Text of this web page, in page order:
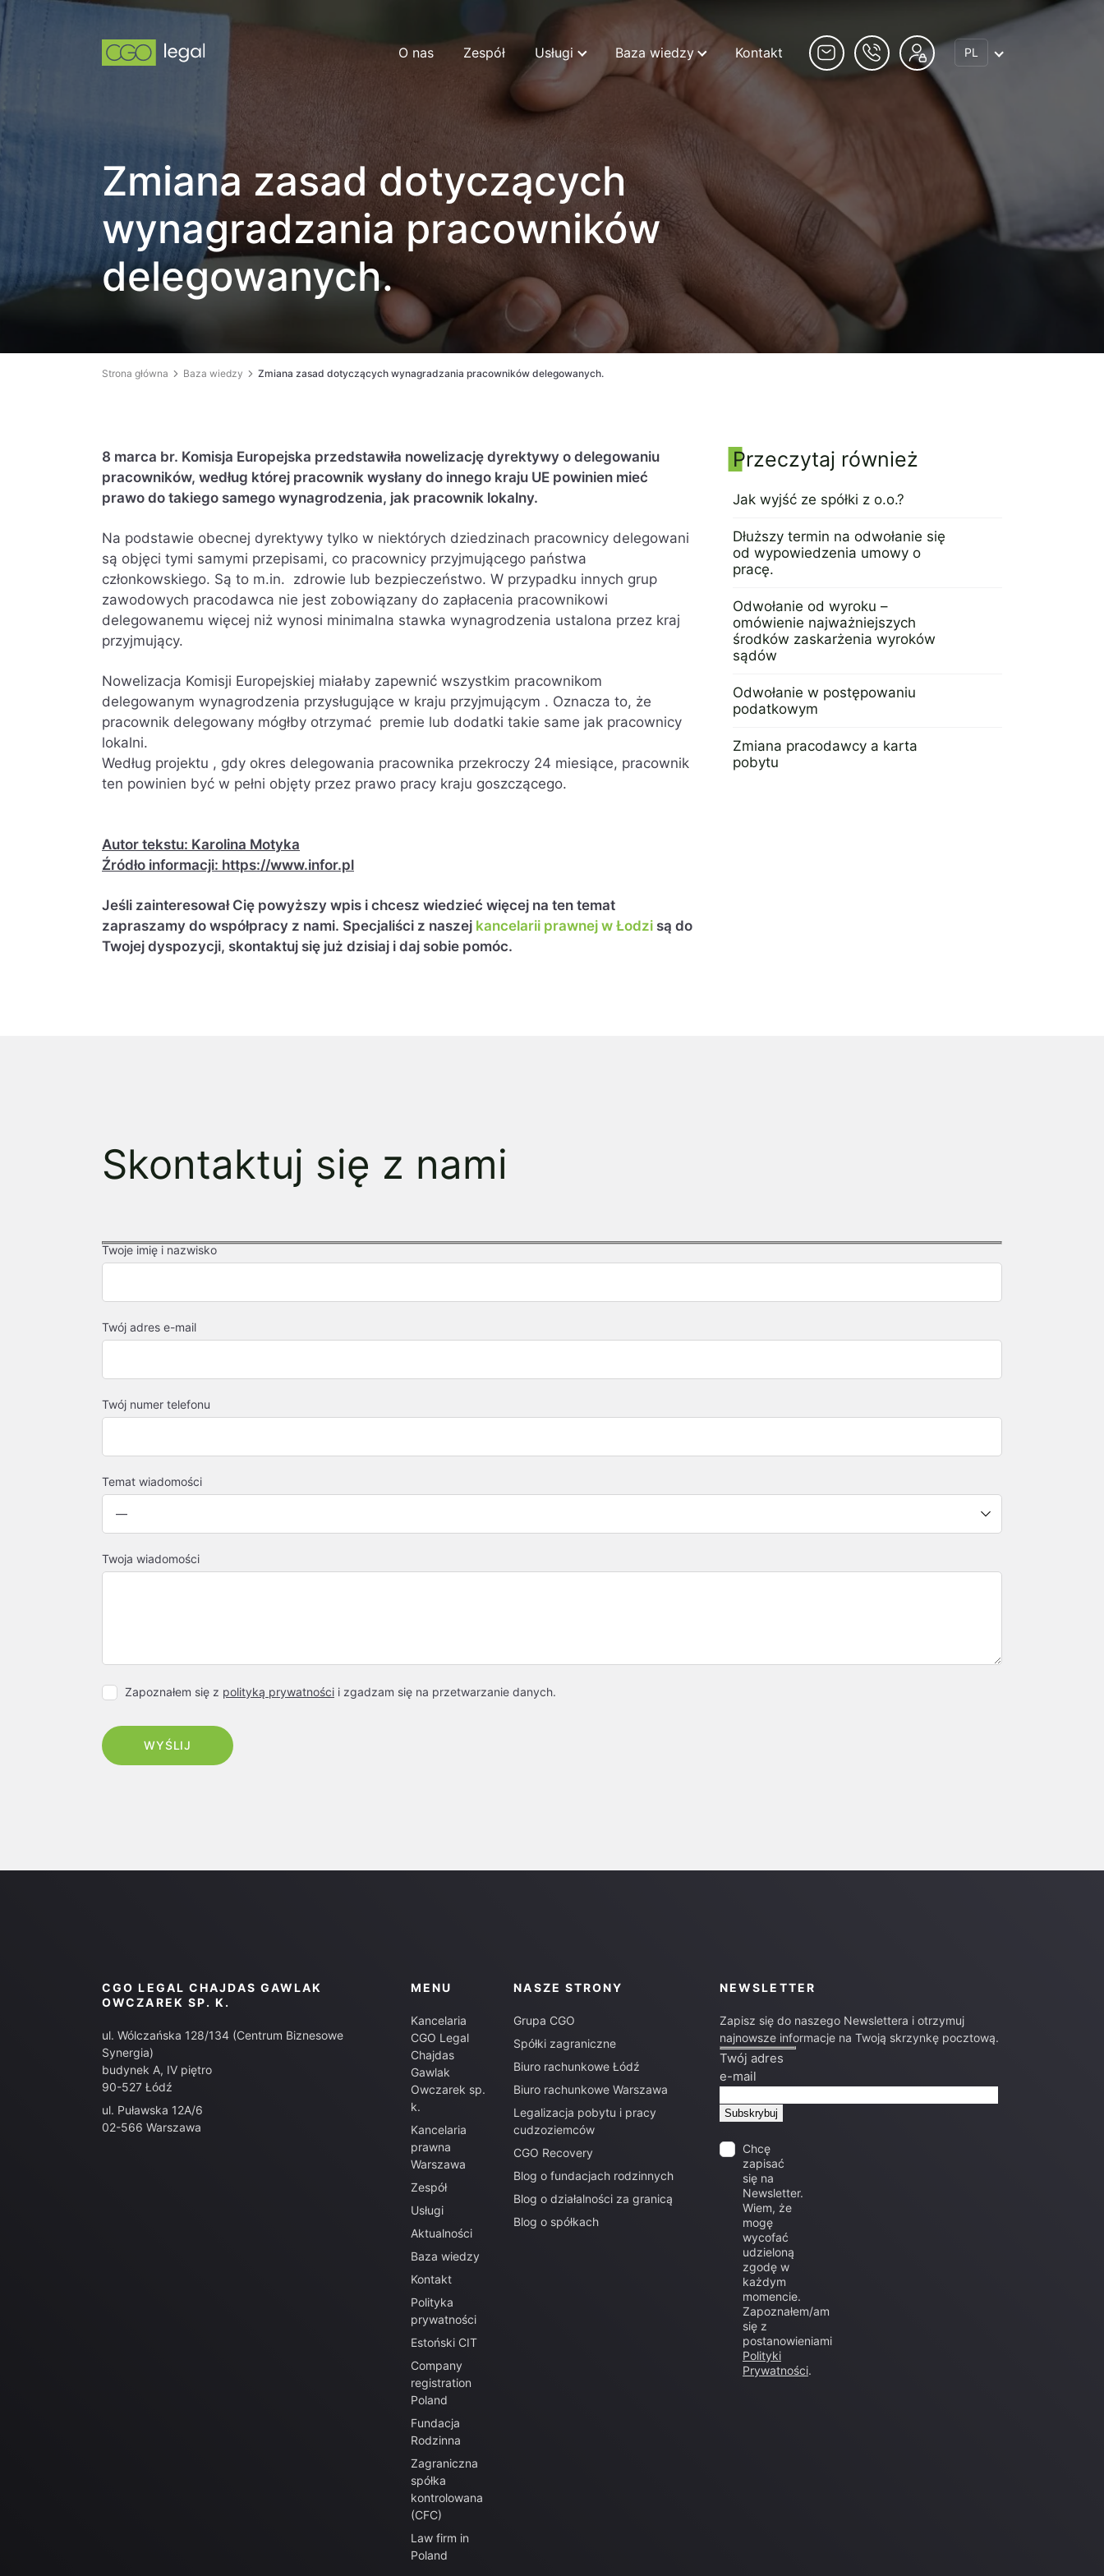
O nas Zespół Usługi Baza wiedzy Kontakt PL
Zmiana zasad dotyczących
wynagradzania pracowników
delegowanych.
Strona główna Baza wiedzy Zmiana zasad dotyczących wynagradzania pracowników delegowanych.
8 marca br. Komisja Europejska przedstawiła nowelizację dyrektywy o delegowaniu
pracowników, według której pracownik wysłany do innego kraju UE powinien mieć
prawo do takiego samego wynagrodzenia, jak pracownik lokalny.
Na podstawie obecnej dyrektywy tylko w niektórych dziedzinach pracownicy delegowani
są objęci tymi samymi przepisami, co pracownicy przyjmującego państwa
członkowskiego. Są to m.in. zdrowie lub bezpieczeństwo. W przypadku innych grup
zawodowych pracodawca nie jest zobowiązany do zapłacenia pracownikowi
delegowanemu więcej niż wynosi minimalna stawka wynagrodzenia ustalona przez kraj
przyjmujący.
Nowelizacja Komisji Europejskiej miałaby zapewnić wszystkim pracownikom
delegowanym wynagrodzenia przysługujące w kraju przyjmującym . Oznacza to, że
pracownik delegowany mógłby otrzymać premie lub dodatki takie same jak pracownicy
lokalni.
Według projektu , gdy okres delegowania pracownika przekroczy 24 miesiące, pracownik
ten powinien być w pełni objęty przez prawo pracy kraju goszczącego.
Autor tekstu: Karolina Motyka
Źródło informacji: https://www.infor.pl
Jeśli zainteresował Cię powyższy wpis i chcesz wiedzieć więcej na ten temat
zapraszamy do współpracy z nami. Specjaliści z naszej kancelarii prawnej w Łodzi są do
Twojej dyspozycji, skontaktuj się już dzisiaj i daj sobie pomóc.
Panel boczny
Przeczytaj również
Jak wyjść ze spółki z o.o.?
Dłuższy termin na odwołanie się
od wypowiedzenia umowy o
pracę.
Odwołanie od wyroku –
omówienie najważniejszych
środków zaskarżenia wyroków
sądów
Odwołanie w postępowaniu
podatkowym
Zmiana pracodawcy a karta
pobytu
Skontaktuj się z nami
Twoje imię i nazwisko
Twój adres e-mail
Twój numer telefonu
Temat wiadomości
Twoja wiadomości
Zapoznałem się z polityką prywatności i zgadzam się na przetwarzanie danych.
CGO LEGAL CHAJDAS GAWLAK
OWCZAREK SP. K.
ul. Wólczańska 128/134 (Centrum Biznesowe
Synergia)
budynek A, IV piętro
90-527 Łódź
ul. Puławska 12A/6
02-566 Warszawa
MENU
Kancelaria
CGO Legal
Chajdas
Gawlak
Owczarek sp.
k.
Kancelaria
prawna
Warszawa
Zespół
Usługi
Aktualności
Baza wiedzy
Kontakt
Polityka
prywatności
Estoński CIT
Company
registration
Poland
Fundacja
Rodzinna
Zagraniczna
spółka
kontrolowana
(CFC)
Law firm in
Poland
NASZE STRONY
Grupa CGO
Spółki zagraniczne
Biuro rachunkowe Łódź
Biuro rachunkowe Warszawa
Legalizacja pobytu i pracy
cudzoziemców
CGO Recovery
Blog o fundacjach rodzinnych
Blog o działalności za granicą
Blog o spółkach
NEWSLETTER
Zapisz się do naszego Newslettera i otrzymuj
najnowsze informacje na Twoją skrzynkę pocztową.
Twój adres
e-mail
Chcę
zapisać
się na
Newsletter.
Wiem, że
mogę
wycofać
udzieloną
zgodę w
każdym
momencie.
Zapoznałem/am
się z
postanowieniami
Polityki
Prywatności.